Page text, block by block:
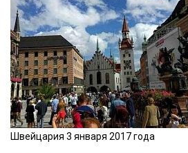
Швейцария 3 января 2017 года